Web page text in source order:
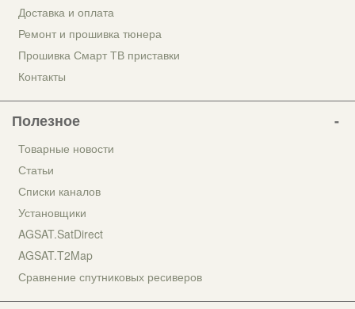
Доставка и оплата
Ремонт и прошивка тюнера
Прошивка Смарт ТВ приставки
Контакты
Полезное
Товарные новости
Статьи
Списки каналов
Установщики
AGSAT.SatDirect
AGSAT.T2Map
Сравнение спутниковых ресиверов